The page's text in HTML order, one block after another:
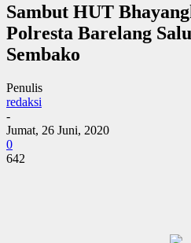
Sambut HUT
Polresta Barelang
Sembako
Penulis
redaksi
-
Jumat, 26 Juni, 2020
0
642